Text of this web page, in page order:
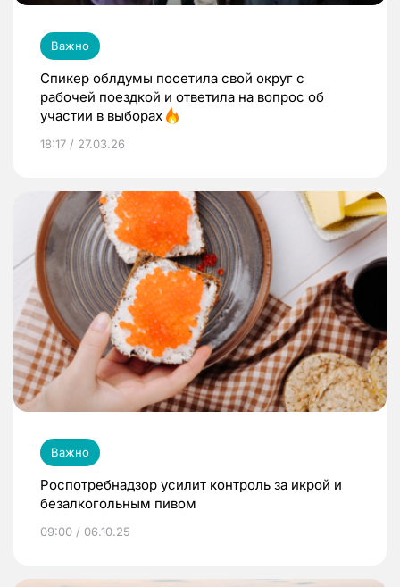
Важно
Спикер облдумы посетила свой округ с
рабочей поездкой и ответила на вопрос об
участии в выборах
18:17 / 27.03.26
Важно
Роспотребнадзор усилит контроль за икрой и
безалкогольным пивом
09:00 / 06.10.25